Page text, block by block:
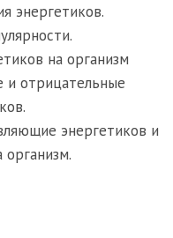
энергетиков.
на организм
и отрицательные
энергетиков и